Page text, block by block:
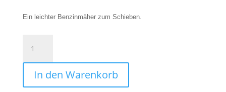
Ein leichter Benzinmäher zum Schieben.
Honda
HRG
PKEH
In den Warenkorb